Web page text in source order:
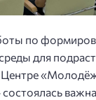
по
для
Центре